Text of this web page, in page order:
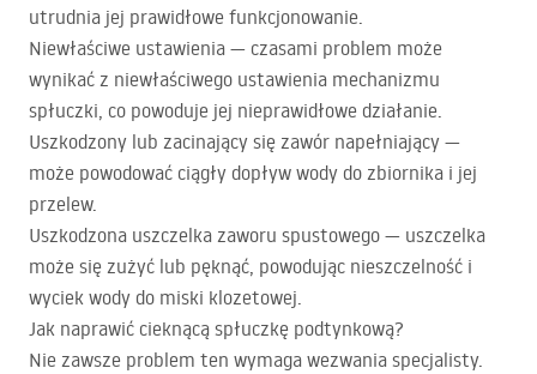
utrudnia jej prawidłowe funkcjonowanie.
Niewłaściwe ustawienia — czasami problem może
wynikać z niewłaściwego ustawienia mechanizmu
spłuczki, co powoduje jej nieprawidłowe działanie.
Uszkodzony lub zacinający się zawór napełniający —
może powodować ciągły dopływ wody do zbiornika i jej
przelew.
Uszkodzona uszczelka zaworu spustowego — uszczelka
może się zużyć lub pęknąć, powodując nieszczelność i
wyciek wody do miski klozetowej.
Jak naprawić cieknącą spłuczkę podtynkową?
Nie zawsze problem ten wymaga wezwania specjalisty.